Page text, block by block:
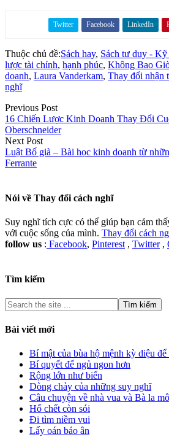
Twitter Facebook LinkedIn
Thuộc chủ đề:Sách hay, Sách tư duy - Kỹ
lược tài chính, hạnh phúc, Không Bao
doanh, Laura Vanderkam, Thay đổi nhận
nghĩ
Previous Post
16 Chiến Lược Kinh Doanh Thay Đổi
Oberschneider
Next Post
Luật Bố già – Bài học kinh doanh từ
Ferrante
Nói về Thay đổi cách nghĩ
Suy nghĩ tích cực có thể giúp bạn cảm
với cuộc sống của mình. Thay đổi cách
follow us : Facebook, Pinterest , Twitter,
Tìm kiếm
Bài viết mới
Bí mật của bùa hộ mệnh kỳ diệu để
Bí quyết để ngủ ngon hơn
Rộng lớn như biển
Dòng chảy của những suy nghĩ
Câu chuyện về nhà vua và Bà la
Hổ chết còn sói
Đi tìm niềm vui
Lấy oán báo ân